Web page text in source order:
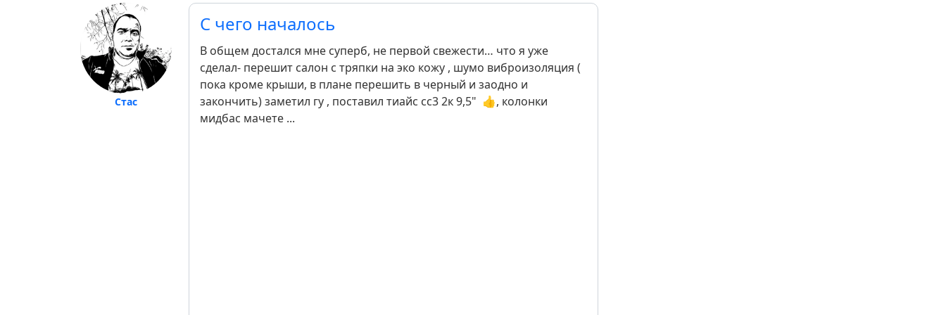
Стас
С чего началось
В общем достался мне суперб, не первой свежести… что я уже
сделал- перешит салон с тряпки на эко кожу , шумо виброизоляция (
пока кроме крыши, в плане перешить в черный и заодно и
закончить) заметил гу , поставил тиайс сс3 2к 9,5" 👍, колонки
мидбас мачете ...